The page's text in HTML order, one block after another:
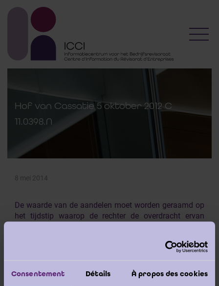
Consentement Détails À propos des cookies
Hof van Cassatie 5 oktober 2012 C
11.0398.N
8 mei 2014
De waarde van de aandelen moet worden geraamd op
het tijdstip waarop de rechter de overdracht ervan
eigendomsoverdracht; bij die raming moet de rechter
geleid hebben tot de vordering tot overdracht van de
aandelen als van het gedrag van de partijen ten